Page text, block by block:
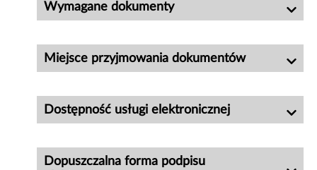
Wymagane dokumenty
Miejsce przyjmowania dokumentów
Dostępność usługi elektronicznej
Dopuszczalna forma podpisu